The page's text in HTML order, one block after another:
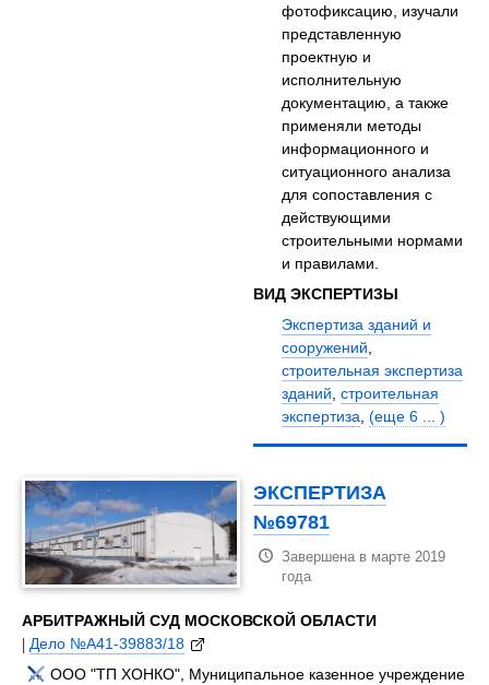
фотофиксацию, изучали
представленную
проектную и
исполнительную
документацию, а также
применяли методы
информационного и
ситуационного анализа
для сопоставления с
действующими
строительными нормами
и правилами.
ВИД ЭКСПЕРТИЗЫ
Экспертиза зданий и
сооружений,
строительная экспертиза
зданий,строительная
экспертиза,(еще 6 ... )
ЭКСПЕРТИЗА
№69781
Завершена в марте 2019
года
АРБИТРАЖНЫЙ СУД МОСКОВСКОЙ ОБЛАСТИ
| Дело №А41-39883/18
ООО "ТП ХОНКО", Муниципальное казенное учреждение